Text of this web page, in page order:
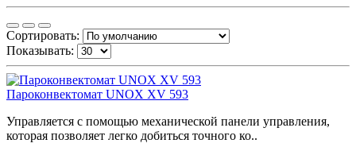
Сортировать:
Показывать:
Пароконвектомат UNOX XV 593
Управляется с помощью механической панели управления,
которая позволяет легко добиться точного ко..